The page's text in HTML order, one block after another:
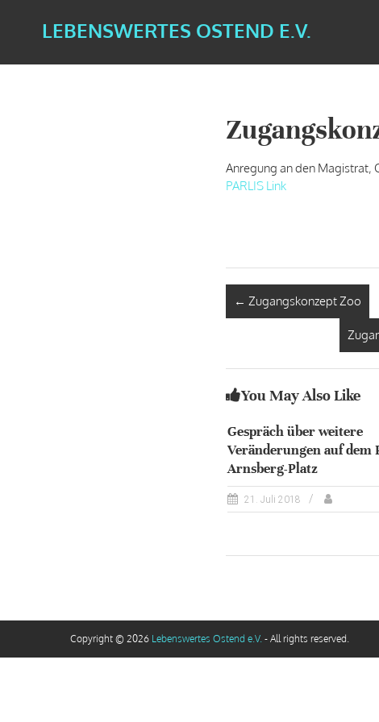
LEBENSWERTES OSTEND E.V.
Anregung an den Magistrat,
PARLIS Link
← Zugangskonzept Zoo
You May Also Like
Gespräch über weitere
Veränderungen auf dem
Arnsberg-Platz
21. Juli 2018
Copyright © 2026 Lebenswertes Ostend e.V. - All rights reserved.